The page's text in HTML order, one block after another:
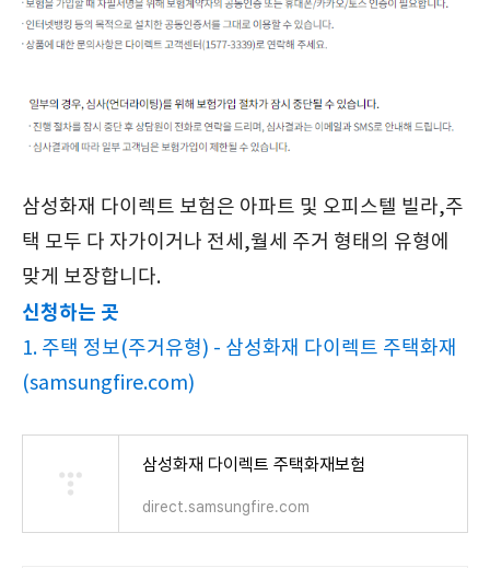
삼성화재 다이렉트 보험은 아파트 및 오피스텔 빌라,주
택 모두 다 자가이거나 전세,월세 주거 형태의 유형에
맞게 보장합니다.
신청하는 곳
1. 주택 정보(주거유형) - 삼성화재 다이렉트 주택화재
(samsungfire.com)
삼성화재 다이렉트 주택화재보험
direct.samsungfire.com